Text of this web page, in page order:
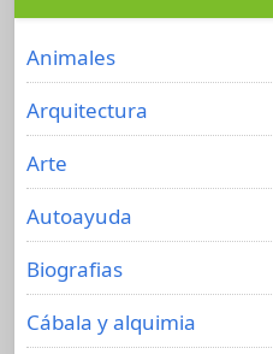
Animales
Arquitectura
Arte
Autoayuda
Biografias
Cábala y alquimia